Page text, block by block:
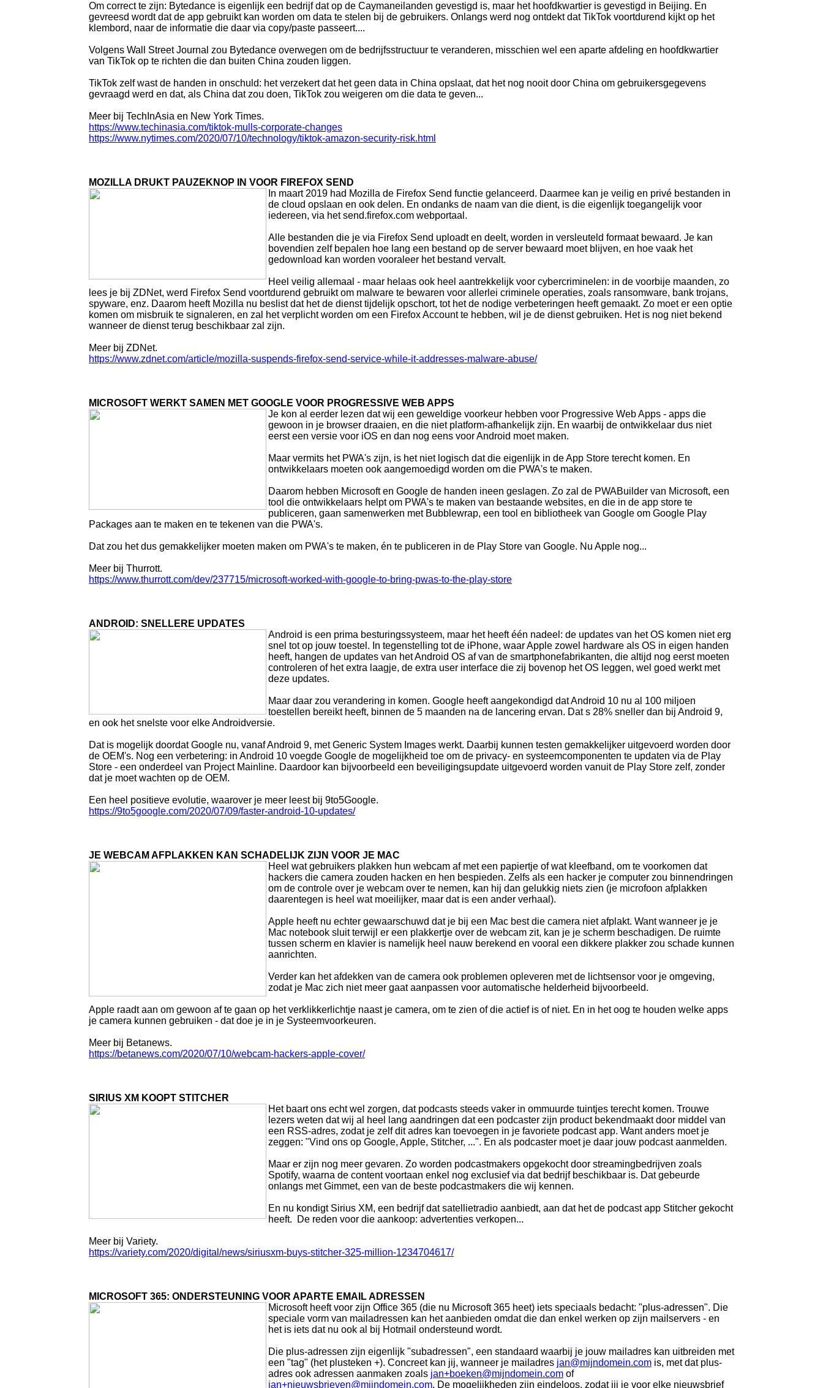
Om correct te zijn: Bytedance is eigenlijk een bedrijf dat op de Caymaneilanden gevestigd is, maar het hoofdkwartier is gevestigd in Beijing. En
gevreesd wordt dat de app gebruikt kan worden om data te stelen bij de gebruikers. Onlangs werd nog ontdekt dat TikTok voortdurend kijkt op het
klembord, naar de informatie die daar via copy/paste passeert....
Volgens Wall Street Journal zou Bytedance overwegen om de bedrijfsstructuur te veranderen, misschien wel een aparte afdeling en hoofdkwartier
van TikTok op te richten die dan buiten China zouden liggen.
TikTok zelf wast de handen in onschuld: het verzekert dat het geen data in China opslaat, dat het nog nooit door China om gebruikersgegevens
gevraagd werd en dat, als China dat zou doen, TikTok zou weigeren om die data te geven...
Meer bij TechInAsia en New York Times.
https://www.techinasia.com/tiktok-mulls-corporate-changes
https://www.nytimes.com/2020/07/10/technology/tiktok-amazon-security-risk.html
MOZILLA DRUKT PAUZEKNOP IN VOOR FIREFOX SEND
In maart 2019 had Mozilla de Firefox Send functie gelanceerd. Daarmee kan je veilig en privé bestanden in
de cloud opslaan en ook delen. En ondanks de naam van die dient, is die eigenlijk toegangelijk voor
iedereen, via het send.firefox.com webportaal.
Alle bestanden die je via Firefox Send uploadt en deelt, worden in versleuteld formaat bewaard. Je kan
bovendien zelf bepalen hoe lang een bestand op de server bewaard moet blijven, en hoe vaak het
gedownload kan worden vooraleer het bestand vervalt.
Heel veilig allemaal - maar helaas ook heel aantrekkelijk voor cybercriminelen: in de voorbije maanden, zo
lees je bij ZDNet, werd Firefox Send voortdurend gebruikt om malware te bewaren voor allerlei criminele operaties, zoals ransomware, bank trojans,
spyware, enz. Daarom heeft Mozilla nu beslist dat het de dienst tijdelijk opschort, tot het de nodige verbeteringen heeft gemaakt. Zo moet er een optie
komen om misbruik te signaleren, en zal het verplicht worden om een Firefox Account te hebben, wil je de dienst gebruiken. Het is nog niet bekend
wanneer de dienst terug beschikbaar zal zijn.
Meer bij ZDNet.
https://www.zdnet.com/article/mozilla-suspends-firefox-send-service-while-it-addresses-malware-abuse/
MICROSOFT WERKT SAMEN MET GOOGLE VOOR PROGRESSIVE WEB APPS
Je kon al eerder lezen dat wij een geweldige voorkeur hebben voor Progressive Web Apps - apps die
gewoon in je browser draaien, en die niet platform-afhankelijk zijn. En waarbij de ontwikkelaar dus niet
eerst een versie voor iOS en dan nog eens voor Android moet maken.
Maar vermits het PWA's zijn, is het niet logisch dat die eigenlijk in de App Store terecht komen. En
ontwikkelaars moeten ook aangemoedigd worden om die PWA's te maken.
Daarom hebben Microsoft en Google de handen ineen geslagen. Zo zal de PWABuilder van Microsoft, een
tool die ontwikkelaars helpt om PWA's te maken van bestaande websites, en die in de app store te
publiceren, gaan samenwerken met Bubblewrap, een tool en bibliotheek van Google om Google Play
Packages aan te maken en te tekenen van die PWA's.
Dat zou het dus gemakkelijker moeten maken om PWA's te maken, én te publiceren in de Play Store van Google. Nu Apple nog...
Meer bij Thurrott.
https://www.thurrott.com/dev/237715/microsoft-worked-with-google-to-bring-pwas-to-the-play-store
ANDROID: SNELLERE UPDATES
Android is een prima besturingssysteem, maar het heeft één nadeel: de updates van het OS komen niet erg
snel tot op jouw toestel. In tegenstelling tot de iPhone, waar Apple zowel hardware als OS in eigen handen
heeft, hangen de updates van het Android OS af van de smartphonefabrikanten, die altijd nog eerst moeten
controleren of het extra laagje, de extra user interface die zij bovenop het OS leggen, wel goed werkt met
deze updates.
Maar daar zou verandering in komen. Google heeft aangekondigd dat Android 10 nu al 100 miljoen
toestellen bereikt heeft, binnen de 5 maanden na de lancering ervan. Dat s 28% sneller dan bij Android 9,
en ook het snelste voor elke Androidversie.
Dat is mogelijk doordat Google nu, vanaf Android 9, met Generic System Images werkt. Daarbij kunnen testen gemakkelijker uitgevoerd worden door
de OEM's. Nog een verbetering: in Android 10 voegde Google de mogelijkheid toe om de privacy- en systeemcomponenten te updaten via de Play
Store - een onderdeel van Project Mainline. Daardoor kan bijvoorbeeld een beveiligingsupdate uitgevoerd worden vanuit de Play Store zelf, zonder
dat je moet wachten op de OEM.
Een heel positieve evolutie, waarover je meer leest bij 9to5Google.
https://9to5google.com/2020/07/09/faster-android-10-updates/
JE WEBCAM AFPLAKKEN KAN SCHADELIJK ZIJN VOOR JE MAC
Heel wat gebruikers plakken hun webcam af met een papiertje of wat kleefband, om te voorkomen dat
hackers die camera zouden hacken en hen bespieden. Zelfs als een hacker je computer zou binnendringen
om de controle over je webcam over te nemen, kan hij dan gelukkig niets zien (je microfoon afplakken
daarentegen is heel wat moeilijker, maar dat is een ander verhaal).
Apple heeft nu echter gewaarschuwd dat je bij een Mac best die camera niet afplakt. Want wanneer je je
Mac notebook sluit terwijl er een plakkertje over de webcam zit, kan je je scherm beschadigen. De ruimte
tussen scherm en klavier is namelijk heel nauw berekend en vooral een dikkere plakker zou schade kunnen
aanrichten.
Verder kan het afdekken van de camera ook problemen opleveren met de lichtsensor voor je omgeving,
zodat je Mac zich niet meer gaat aanpassen voor automatische helderheid bijvoorbeeld.
Apple raadt aan om gewoon af te gaan op het verklikkerlichtje naast je camera, om te zien of die actief is of niet. En in het oog te houden welke apps
je camera kunnen gebruiken - dat doe je in je Systeemvoorkeuren.
Meer bij Betanews.
https://betanews.com/2020/07/10/webcam-hackers-apple-cover/
SIRIUS XM KOOPT STITCHER
Het baart ons echt wel zorgen, dat podcasts steeds vaker in ommuurde tuintjes terecht komen. Trouwe
lezers weten dat wij al heel lang aandringen dat een podcaster zijn product bekendmaakt door middel van
een RSS-adres, zodat je zelf dit adres kan toevoegen in je favoriete podcast app. Want anders moet je
zeggen: "Vind ons op Google, Apple, Stitcher, ...". En als podcaster moet je daar jouw podcast aanmelden.
Maar er zijn nog meer gevaren. Zo worden podcastmakers opgekocht door streamingbedrijven zoals
Spotify, waarna de content voortaan enkel nog exclusief via dat bedrijf beschikbaar is. Dat gebeurde
onlangs met Gimmet, een van de beste podcastmakers die wij kennen.
En nu kondigt Sirius XM, een bedrijf dat satellietradio aanbiedt, aan dat het de podcast app Stitcher gekocht
heeft. De reden voor die aankoop: advertenties verkopen...
Meer bij Variety.
https://variety.com/2020/digital/news/siriusxm-buys-stitcher-325-million-1234704617/
MICROSOFT 365: ONDERSTEUNING VOOR APARTE EMAIL ADRESSEN
Microsoft heeft voor zijn Office 365 (die nu Microsoft 365 heet) iets speciaals bedacht: "plus-adressen". Die
speciale vorm van mailadressen kan het aanbieden omdat die dan enkel werken op zijn mailservers - en
het is iets dat nu ook al bij Hotmail ondersteund wordt.
Die plus-adressen zijn eigenlijk "subadressen", een standaard waarbij je jouw mailadres kan uitbreiden met
een "tag" (het plusteken +). Concreet kan jij, wanneer je mailadres jan@mijndomein.com is, met dat plus-
adres ook adressen aanmaken zoals jan+boeken@mijndomein.com of
jan+nieuwsbrieven@mijndomein.com. De mogelijkheden zijn eindeloos, zodat jij je voor elke nieuwsbrief